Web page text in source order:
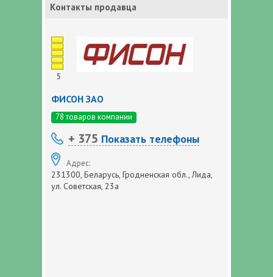
Контакты продавца
5
ФИСОН ЗАО
78 товаров компании
+ 375 Показать телефоны
Адрес:
231300, Беларусь, Гродненская обл., Лида,
ул. Советская, 23а